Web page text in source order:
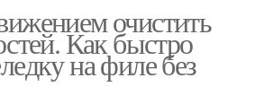
очистить
Как быстро
на филе без